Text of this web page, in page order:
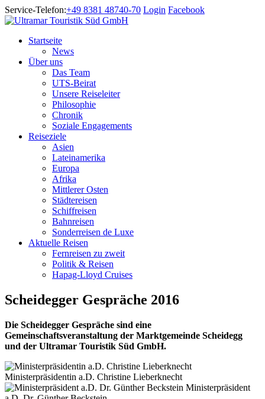
Service-Telefon:+49 8381 48740-70 Login Facebook
Startseite
News
Über uns
Das Team
UTS-Beirat
Unsere Reiseleiter
Philosophie
Chronik
Soziale Engagements
Reiseziele
Asien
Lateinamerika
Europa
Afrika
Mittlerer Osten
Städtereisen
Schiffreisen
Bahnreisen
Sonderreisen de Luxe
Aktuelle Reisen
Fernreisen zu zweit
Politik & Reisen
Hapag-Lloyd Cruises
Scheidegger Gespräche 2016
Die Scheidegger Gespräche sind eine
Gemeinschaftsveranstaltung der Marktgemeinde Scheidegg
und der Ultramar Touristik Süd GmbH.
Ministerpräsidentin a.D. Christine Lieberknecht
Ministerpräsident